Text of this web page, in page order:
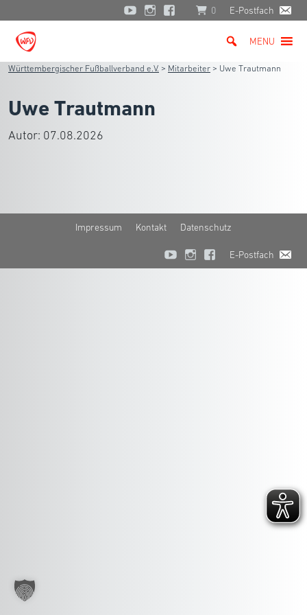
0 E-Postfach
MENU
Württembergischer Fußballverband e.V. > Mitarbeiter > Uwe Trautmann
Uwe Trautmann
Autor: 07.08.2026
Impressum Kontakt Datenschutz
E-Postfach